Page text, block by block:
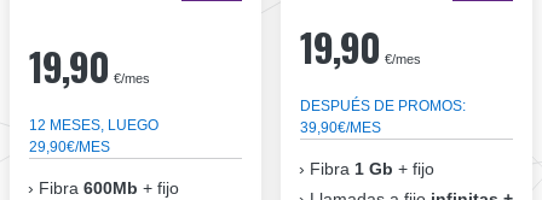
19,90 €/mes
12 MESES, LUEGO
29,90€/MES
Fibra 600Mb + fijo
19,90 €/mes
DESPUÉS DE PROMOS:
39,90€/MES
Fibra 1 Gb + fijo